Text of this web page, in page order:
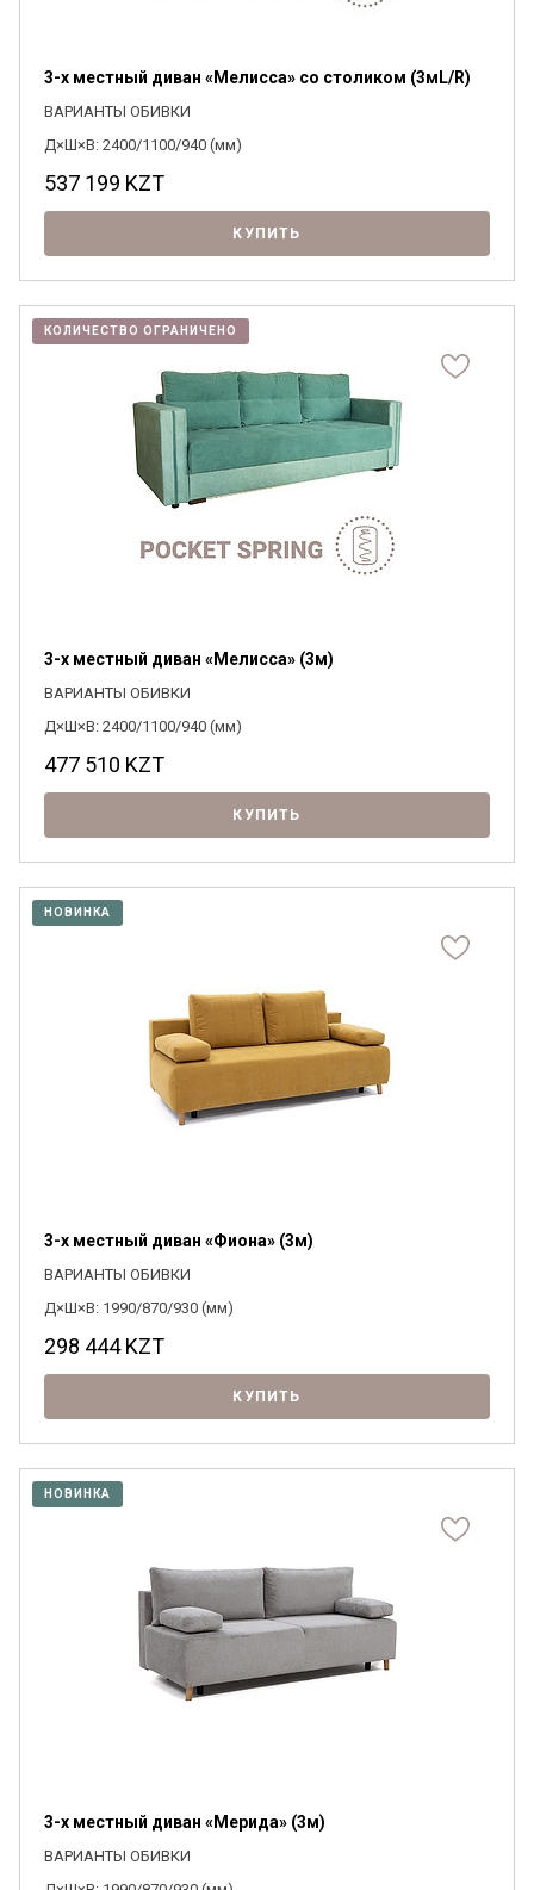
3-х местный диван «Мелисса» со столиком (3мL/R)
ВАРИАНТЫ ОБИВКИ
Д×Ш×В: 2400/1100/940 (мм)
537 199 KZT
КУПИТЬ
КОЛИЧЕСТВО ОГРАНИЧЕНО
3-х местный диван «Мелисса» (3м)
ВАРИАНТЫ ОБИВКИ
Д×Ш×В: 2400/1100/940 (мм)
477 510 KZT
КУПИТЬ
НОВИНКА
3-х местный диван «Фиона» (3м)
ВАРИАНТЫ ОБИВКИ
Д×Ш×В: 1990/870/930 (мм)
298 444KZT
КУПИТЬ
НОВИНКА
3-х местный диван «Мерида» (3м)
ВАРИАНТЫ ОБИВКИ